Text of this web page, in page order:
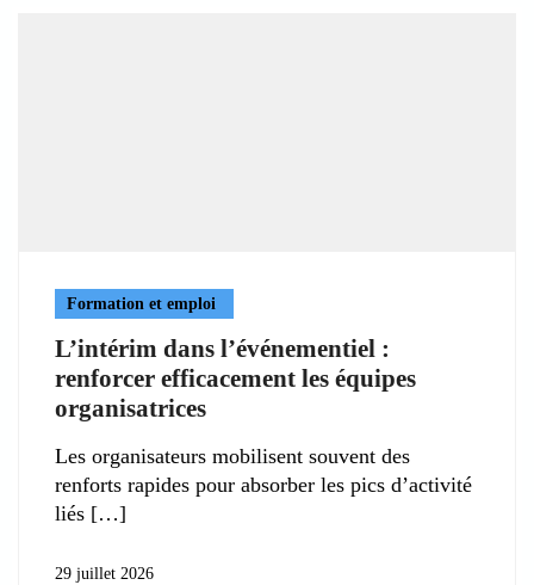
Formation et emploi
L’intérim dans l’événementiel :
renforcer efficacement les équipes
organisatrices
Les organisateurs mobilisent souvent des
renforts rapides pour absorber les pics d’activité
liés
29 juillet 2026